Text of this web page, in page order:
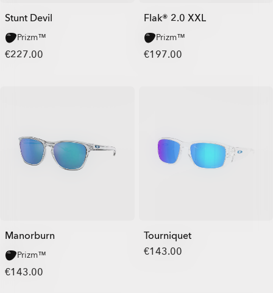
Stunt Devil
Prizm™
€227.00
Flak® 2.0 XXL
Prizm™
€197.00
Manorburn
Prizm™
€143.00
Tourniquet
€143.00